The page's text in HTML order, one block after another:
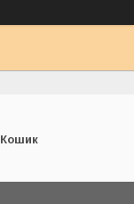
Кошик